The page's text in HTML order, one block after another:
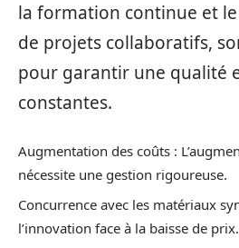
la formation continue et
de projets collaboratifs,
pour garantir une qualité
constantes.
Augmentation des coûts :
nécessite une gestion rigoureuse.
Concurrence avec les matériaux
l’innovation face à la baisse de prix.